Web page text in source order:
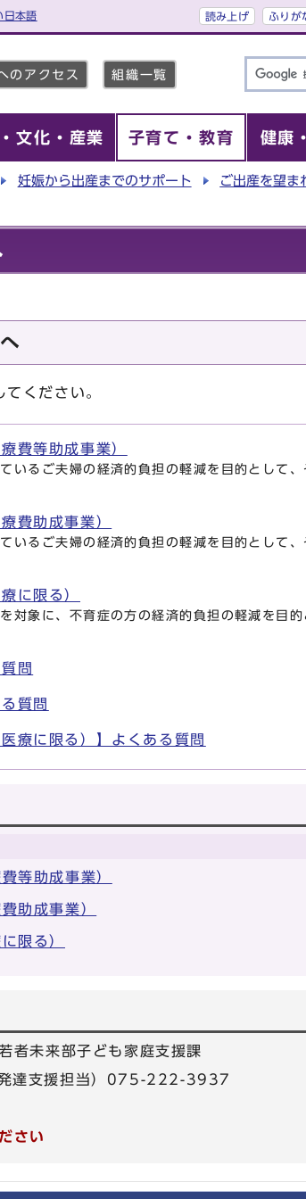
日本語 読み上げ ふりが
のアクセス 組織一覧
文化・産業 子育て・教育 健康
妊娠から出産までのサポート
ご出産を望ま
ください。
費等助成事業）
いるご夫婦の経済的負担の軽減を目的として
費助成事業）
いるご夫婦の経済的負担の軽減を目的として
に限る）
対象に、不育症の方の経済的負担の軽減を目
問
質問
療に限る）】よくある質問
等助成事業）
助成事業）
限る）
者未来部子ども家庭支援課
達支援担当）075-222-3937
さい